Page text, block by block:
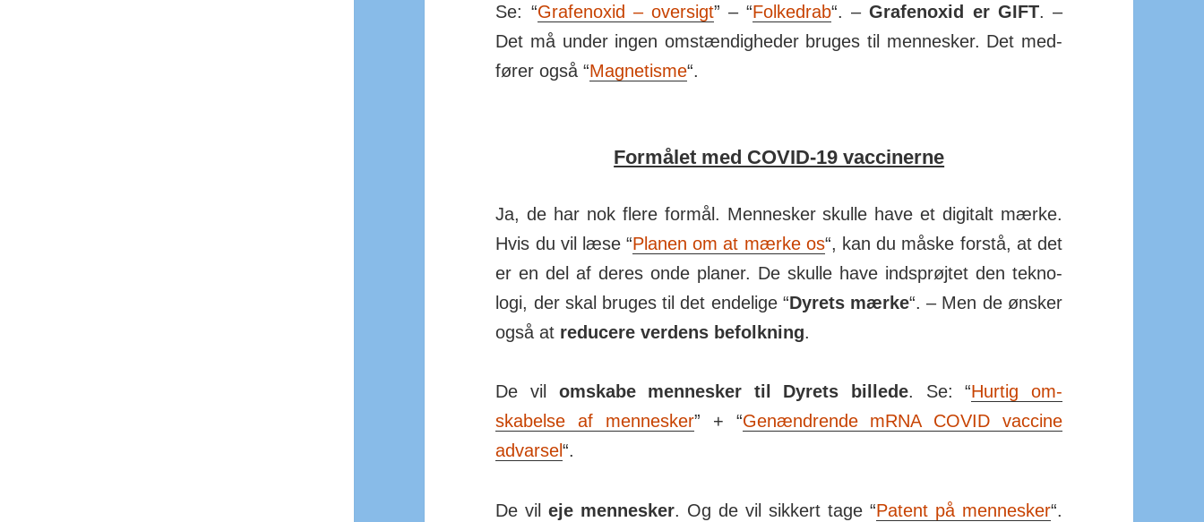
Se: “Gra­fen­oxid – over­sigt” – “Folke­drab“. –Grafen­oxid er GIFT. –
Det må under ingen om­stæn­dig­heder bruges til men­nesker. Det med­
fører også “Mag­ne­tisme“.
Formålet med COVID-19 vaccinerne
Ja, de har nok flere formål. Men­nesker skulle have et digi­talt mærke.
Hvis du vil læse “Planen om at mærke os“, kan du måske forstå, at det
er en del af deres onde planer. De skulle have ind­sprøjtet den tek­no­
logi, der skal bruges til det ende­lige “Dyrets mærke“. – Men de ønsker
også at re­du­cere ver­dens be­folk­ning.
De vil omskabe men­nesker til Dyrets billede. Se: “Hurtig om­
skabelse af men­nesker” + “Genændrende mRNA COVID vaccine
advarsel“.
De vileje men­nesker. Og de vil sikkert tage “Patent på men­nesker“.